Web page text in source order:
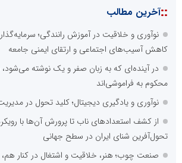
::آخرین مطالب
نوآوری و خلاقیت در آموزش رانندگی؛
کاهش آسیب‌های اجتماعی و ارتقای ایمنی جامعه
در آینده‌ای که به زبان صفر و یک نوشته
محکوم به فراموشی‌اند
نوآوری و یادگیری دیجیتال؛ کلید تحول در
از کشف استعدادهای ناب تا پرورش آن‌ها با
تحول‌آفرین شنای ایران در سطح جهانی
صنعت چوب؛ هنر، خلاقیت و اشتغال در کنار هم،